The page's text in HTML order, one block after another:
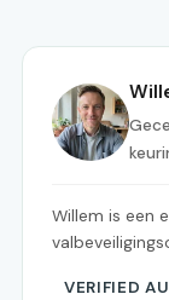
Willem is een
VERIFIED